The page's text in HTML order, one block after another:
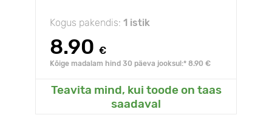
Kogus pakendis: 1 istik
8.90 €
Kõige madalam hind 30 päeva jooksul:* 8.90 €
Teavita mind, kui toode on taas
saadaval